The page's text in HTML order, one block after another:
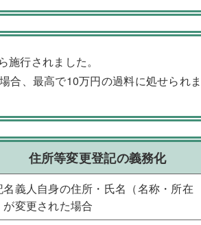
施行されました。
合、最高で10万円の過料に処せられ
住所等変更登記の義務化
名義人自身の住所・氏名（名称・所在
が変更された場合